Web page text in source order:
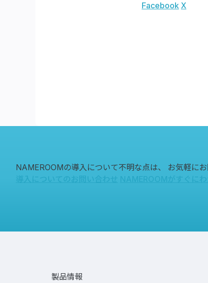
Facebook X
NAMEROOMの導入について不明な点は、
お気軽に
導入についてのお問い合わせ NAMEROOMがすぐにわ
製品情報